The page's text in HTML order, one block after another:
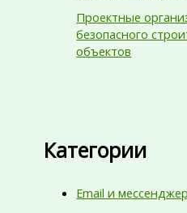
Проектные
безопасного
объектов
Категории
Email и